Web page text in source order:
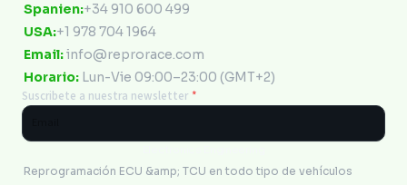
Spanien:+34 910 600 499
USA:+1 978 704 1964
Email:info@reprorace.com
Horario: Lun-Vie 09:00–23:00 (GMT+2)
Suscribete a nuestra newsletter *
Reprogramación ECU &amp; TCU en todo tipo de vehículos